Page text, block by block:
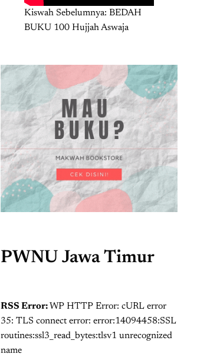
Kiswah Sebelumnya: BEDAH
BUKU 100 Hujjah Aswaja
PWNU Jawa Timur
RSS Error: WP HTTP Error: cURL error
35: TLS connect error: error:14094458:SSL
routines:ssl3_read_bytes:tlsv1 unrecognized
name